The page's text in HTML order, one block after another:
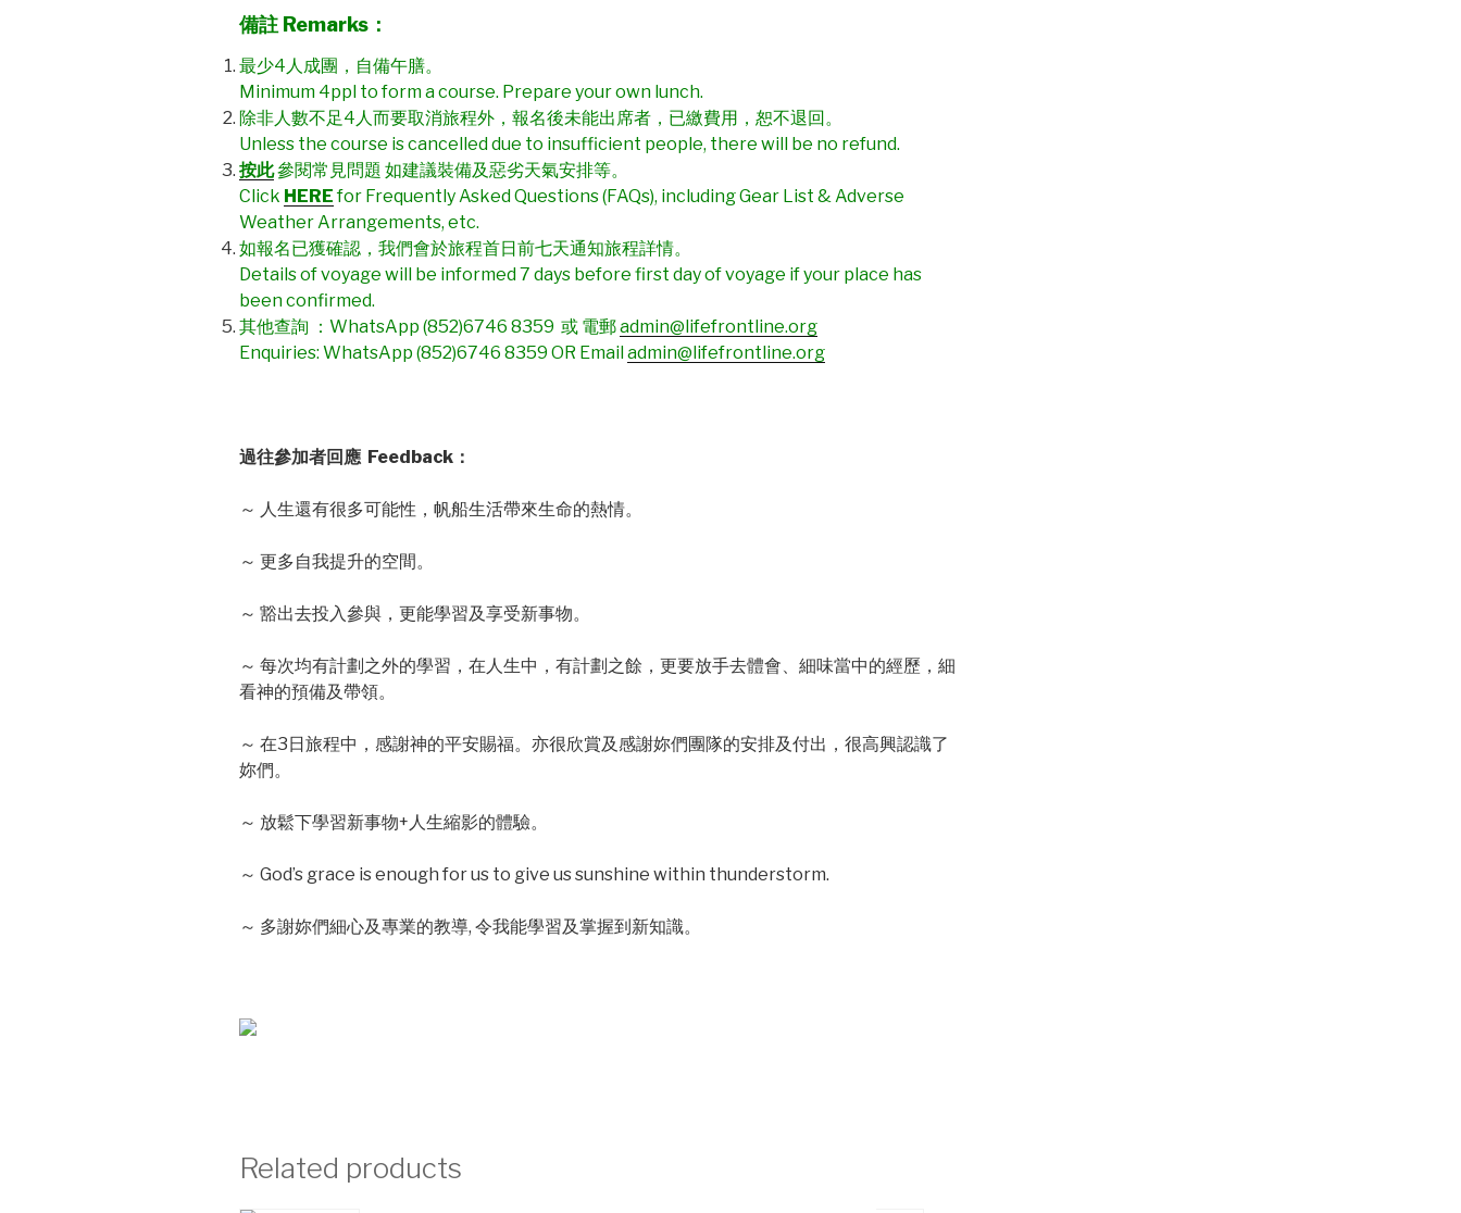
備註 Remarks ：
最少4人成團，自備午膳。
Minimum 4ppl to form a course. Prepare your own lunch.
除非人數不足4人而要取消旅程外，報名後未能出席者，已繳費用，恕不退回。
Unless the course is cancelled due to insufficient people, there will be no refund.
按此參閱常見問題 如建議裝備及惡劣天氣安排等。
Click HEREfor Frequently Asked Questions (FAQs), including Gear List & Adverse
Weather Arrangements, etc.
如報名已獲確認，我們會於旅程首日前七天通知旅程詳情。
Details of voyage will be informed 7 days before first day of voyage if your place has
been confirmed.
其他查詢 ：WhatsApp (852)6746 8359 或 電郵admin@lifefrontline.org
Enquiries: WhatsApp (852)6746 8359 OR Emailadmin@lifefrontline.org
過往參加者回應 Feedback：
～ 人生還有很多可能性，帆船生活帶來生命的熱情。
～ 更多自我提升的空間。
～ 豁出去投入參與，更能學習及享受新事物。
～ 每次均有計劃之外的學習，在人生中，有計劃之餘，更要放手去體會、細味當中的經歷，細
看神的預備及帶領。
～ 在3日旅程中，感謝神的平安賜福。亦很欣賞及感謝妳們團隊的安排及付出，很高興認識了
妳們。
～ 放鬆下學習新事物+人生縮影的體驗。
～ God’s grace is enough for us to give us sunshine within thunderstorm.
～ 多謝妳們細心及專業的教導, 令我能學習及掌握到新知識。
Related products